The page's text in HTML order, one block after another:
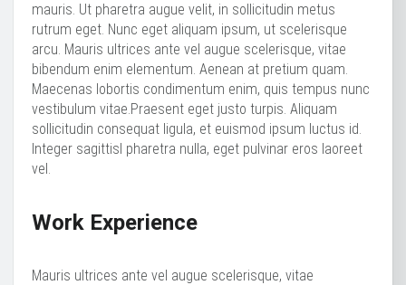
mauris. Ut pharetra augue velit, in sollicitudin metus
rutrum eget. Nunc eget aliquam ipsum, ut scelerisque
arcu. Mauris ultrices ante vel augue scelerisque, vitae
bibendum enim elementum. Aenean at pretium quam.
Maecenas lobortis condimentum enim, quis tempus nunc
vestibulum vitae.Praesent eget justo turpis. Aliquam
sollicitudin consequat ligula, et euismod ipsum luctus id.
Integer sagittisl pharetra nulla, eget pulvinar eros laoreet
vel.
Work Experience
Mauris ultrices ante vel augue scelerisque, vitae